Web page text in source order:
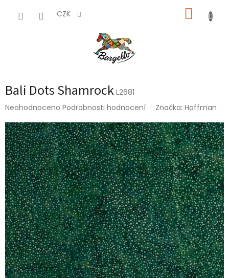
CZK
Bali Dots Shamrock L2681
Průměrné
produktu
je
0,0
z
5
hvězdiček.
Neohodnoceno Podrobnosti hodnocení Značka:Hoffman